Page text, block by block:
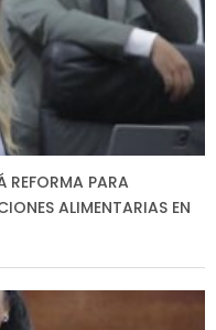
REFORMA PARA
ALIMENTARIAS EN